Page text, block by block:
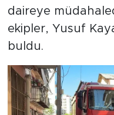
daireye
ekipler, Yusuf
buldu.